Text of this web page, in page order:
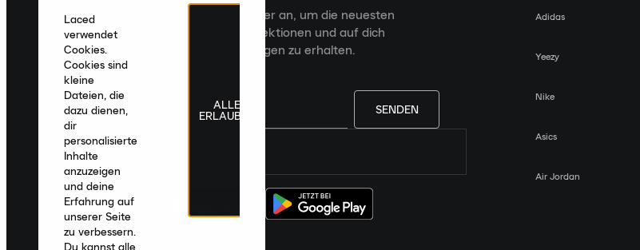
Melde dich für den Laced Newsletter an, um die neuesten
Veröffentlichungen, kuratierte Kollektionen und auf dich
zugeschnittene Produktempfehlungen zu erhalten.
SENDEN
Adidas
Yeezy
Nike
Asics
Air Jordan
Laced
verwendet
Cookies.
Cookies sind
kleine
Dateien, die
dazu dienen,
dir
personalisierte
Inhalte
anzuzeigen
und deine
Erfahrung auf
unserer Seite
zu verbessern.
Du kannst alle
ALLE
ERLAUBEN